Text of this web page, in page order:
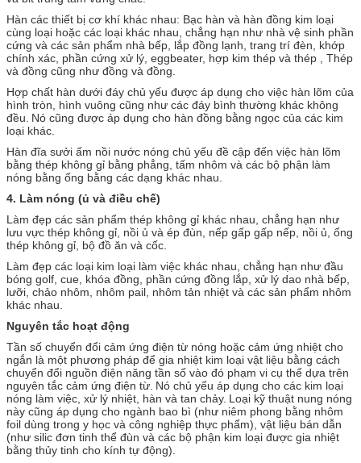
Hàn các thiết bị cơ khí khác nhau: Bạc hàn và hàn đồng kim loại
cùng loại hoặc các loại khác nhau, chẳng hạn như nhà vệ sinh phần
cứng và các sản phẩm nhà bếp, lắp đồng lạnh, trang trí đèn, khớp
chính xác, phần cứng xử lý, eggbeater, hợp kim thép và thép , Thép
và đồng cũng như đồng và đồng.
Hợp chất hàn dưới đáy chủ yếu được áp dụng cho việc hàn lõm của
hình tròn, hình vuông cũng như các đáy bình thường khác không
đều. Nó cũng được áp dụng cho hàn đồng bằng ngọc của các kim
loại khác.
Hàn đĩa sưởi ấm nồi nước nóng chủ yếu đề cập đến việc hàn lõm
bằng thép không gỉ bằng phẳng, tấm nhôm và các bộ phận làm
nóng bằng ống bằng các dạng khác nhau.
4. Làm nóng (ủ và điều chế)
Làm đẹp các sản phẩm thép không gỉ khác nhau, chẳng hạn như
lưu vực thép không gỉ, nồi ủ và ép đùn, nếp gấp gấp nếp, nồi ủ, ống
thép không gỉ, bộ đồ ăn và cốc.
Làm đẹp các loại kim loại làm việc khác nhau, chẳng hạn như đầu
bóng golf, cue, khóa đồng, phần cứng đồng lắp, xử lý dao nhà bếp,
lưỡi, chảo nhôm, nhôm pail, nhôm tản nhiệt và các sản phẩm nhôm
khác nhau.
Nguyên tắc hoạt động
Tần số chuyển đổi cảm ứng điện từ nóng hoặc cảm ứng nhiệt cho
ngắn là một phương pháp để gia nhiệt kim loại vật liệu bằng cách
chuyển đổi nguồn điện năng tần số vào đó phạm vi cụ thể dựa trên
nguyên tắc cảm ứng điện từ. Nó chủ yếu áp dụng cho các kim loại
nóng làm việc, xử lý nhiệt, hàn và tan chảy. Loại kỹ thuật nung nóng
này cũng áp dụng cho ngành bao bì (như niêm phong bằng nhôm
foil dùng trong y học và công nghiệp thực phẩm), vật liệu bán dẫn
(như silic đơn tinh thể đùn và các bộ phận kim loại được gia nhiệt
bằng thủy tinh cho kính tự động).